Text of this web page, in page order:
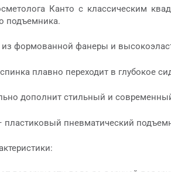
Канто с классическим
подъемника.
формованной фанеры и
плавно переходит в глубокое
дополнит стильный и
пневматический